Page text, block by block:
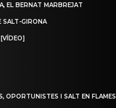
EL BERNAT MARBREJAT
SALT-GIRONA
OPORTUNISTES I SALT EN FLAMES